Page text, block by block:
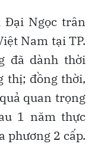
Đại Ngọc trân
Nam tại TP.
đã dành thời
thị; đồng thời,
quan trọng
1 năm thực
phương 2 cấp.